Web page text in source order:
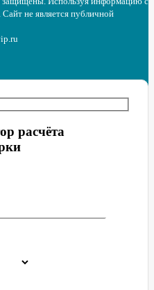
Сайт не является публичной
расчёта